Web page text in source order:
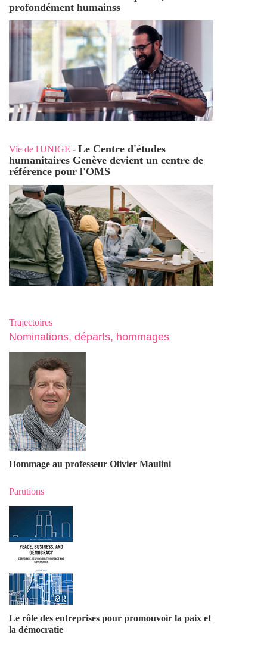
profondément humainss
Vie de l'UNIGE - Le Centre d'études
humanitaires Genève devient un centre de
référence pour l'OMS
Trajectoires
Nominations, départs, hommages
Hommage au professeur Olivier Maulini
Parutions
Le rôle des entreprises pour promouvoir la paix et
la démocratie